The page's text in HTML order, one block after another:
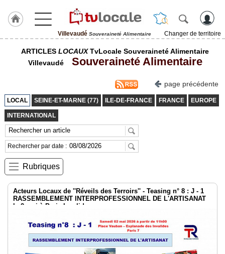
Villevaudé Souveraineté Alimentaire
Changer de territoire
J'adhère
TvLocale
France
Accueil
RUBRIQUES
Agenda
Gazette
ARTICLES LOCAUXTvLocale Souveraineté Alimentaire
Villevaudé
Souveraineté Alimentaire
page précédente
LOCAL SEINE-ET-MARNE (77) ILE-DE-FRANCE FRANCE EUROPE
INTERNATIONAL
Rechercher par date :
Rubriques
Acteurs Locaux de ''Réveils des Terroirs'' - Teasing n° 8 : J - 1
RASSEMBLEMENT INTERPROFESSIONNEL DE L'ARTISANAT
le 2 mai à Paris Invalides